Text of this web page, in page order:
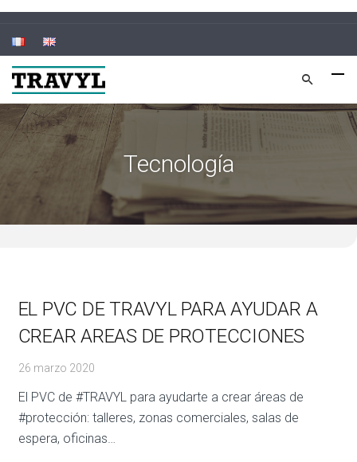
Tecnología
EL PVC DE TRAVYL PARA AYUDAR A
CREAR AREAS DE PROTECCIONES
26 marzo 2020
El PVC de #TRAVYL para ayudarte a crear áreas de
#protección: talleres, zonas comerciales, salas de
espera, oficinas…